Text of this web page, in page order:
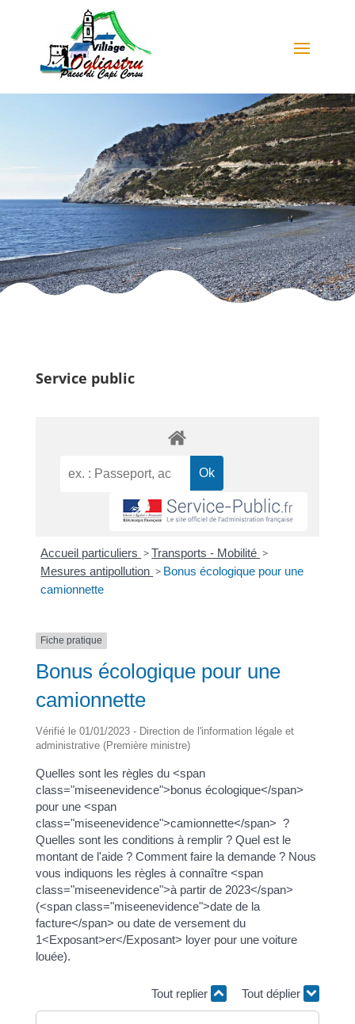
Service public
Accueil particuliers >Transports - Mobilité >
Mesures antipollution > Bonus écologique pour une
camionnette
Fiche pratique
Bonus écologique pour une
camionnette
Vérifié le 01/01/2023 - Direction de l'information légale et
administrative (Première ministre)
Quelles sont les règles du <span
class="miseenevidence">bonus écologique</span>
pour une <span
class="miseenevidence">camionnette</span> ?
Quelles sont les conditions à remplir ? Quel est le
montant de l'aide ? Comment faire la demande ? Nous
vous indiquons les règles à connaître <span
class="miseenevidence">à partir de 2023</span>
(<span class="miseenevidence">date de la
facture</span> ou date de versement du
1<Exposant>er</Exposant> loyer pour une voiture
louée).
Tout replier Tout déplier